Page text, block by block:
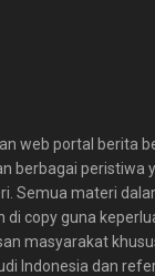
web portal berita
berbagai peristiwa
Semua materi
di copy guna
masyarakat
Indonesia dan